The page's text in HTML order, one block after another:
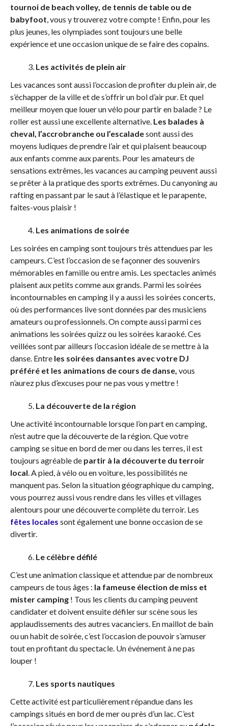
tournoi de beach volley, de tennis de table ou de
babyfoot, vous y trouverez votre compte ! Enfin, pour les
plus jeunes, les olympiades sont toujours une belle
expérience et une occasion unique de se faire des copains.
Les activités de plein air
Les vacances sont aussi l’occasion de profiter du plein air, de
s’échapper de la ville et de s’offrir un bol d’air pur. Et quel
meilleur moyen que louer un vélo pour partir en balade ? Le
roller est aussi une excellente alternative. Les balades à
cheval, l’accrobranche ou l’escaladesont aussi des
moyens ludiques de prendre l’air et qui plaisent beaucoup
aux enfants comme aux parents. Pour les amateurs de
sensations extrêmes, les vacances au camping peuvent aussi
se prêter à la pratique des sports extrêmes. Du canyoning au
rafting en passant par le saut à l’élastique et le parapente,
faites-vous plaisir !
Les animations de soirée
Les soirées en camping sont toujours très attendues par les
campeurs. C’est l’occasion de se façonner des souvenirs
mémorables en famille ou entre amis. Les spectacles animés
plaisent aux petits comme aux grands. Parmi les soirées
incontournables en camping il y a aussi les soirées concerts,
où des performances live sont données par des musiciens
amateurs ou professionnels. On compte aussi parmi ces
animations les soirées quizz ou les soirées karaoké. Ces
veillées sont par ailleurs l’occasion idéale de se mettre à la
danse. Entre les soirées dansantes avec votre DJ
préféré et les animations de cours de danse, vous
n’aurez plus d’excuses pour ne pas vous y mettre !
La découverte de la région
Une activité incontournable lorsque l’on part en camping,
n’est autre que la découverte de la région. Que votre
camping se situe en bord de mer ou dans les terres, il est
toujours agréable de partir à la découverte du terroir
local. A pied, à vélo ou en voiture, les possibilités ne
manquent pas. Selon la situation géographique du camping,
vous pourrez aussi vous rendre dans les villes et villages
alentours pour une découverte complète du terroir. Les
fêtes locales sont également une bonne occasion de se
divertir.
Le célèbre défilé
C’est une animation classique et attendue par de nombreux
campeurs de tous âges : la fameuse élection de miss et
mister camping! Tous les clients du camping peuvent
candidater et doivent ensuite défiler sur scène sous les
applaudissements des autres vacanciers. En maillot de bain
ou un habit de soirée, c’est l’occasion de pouvoir s’amuser
tout en profitant du spectacle. Un événement à ne pas
louper !
Les sports nautiques
Cette activité est particulièrement répandue dans les
campings situés en bord de mer ou près d’un lac. C’est